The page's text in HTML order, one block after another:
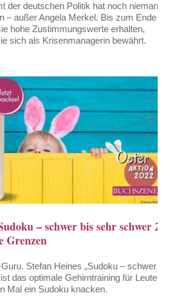
der deutschen Politik hat noch niemand
– außer Angela Merkel. Bis zum Ende
hohe Zustimmungswerte erhalten,
sich als Krisenmanagerin bewährt.
– schwer bis sehr schwer 2“
Grenzen
Stefan Heines „Sudoku – schwer
das optimale Gehirntraining für Leute,
Mal ein Sudoku knacken.